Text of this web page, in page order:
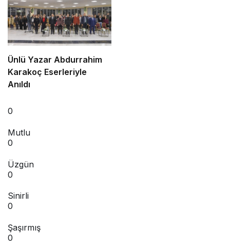
Ünlü Yazar Abdurrahim
Karakoç Eserleriyle
Anıldı
0
Mutlu
0
Üzgün
0
Sinirli
0
Şaşırmış
0